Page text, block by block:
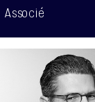
Associé